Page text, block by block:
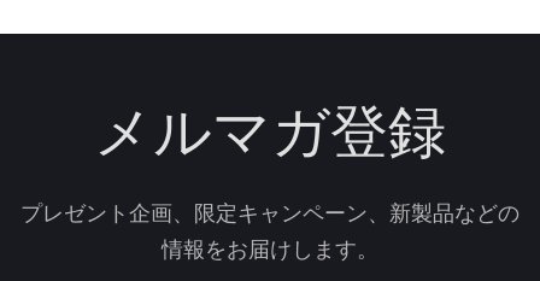
メルマガ登録
プレゼント企画、限定キャンペーン、新製品などの
情報をお届けします。